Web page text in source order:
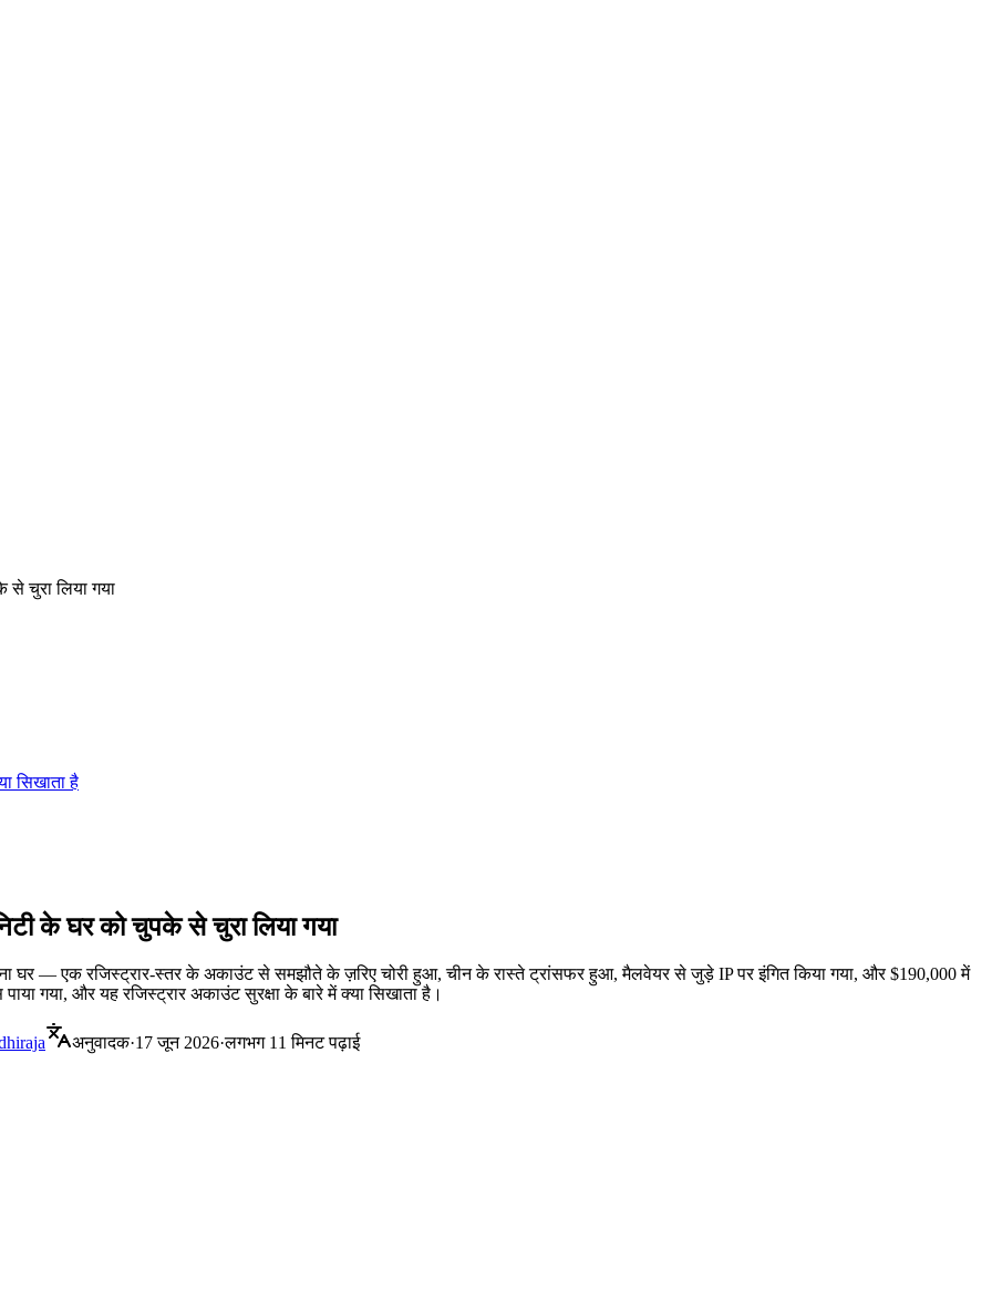
चुरा लिया गया
सिखाता है
के घर को चुपके से चुरा लिया गया
घर — एक रजिस्ट्रार-स्तर के अकाउंट से समझौते के ज़रिए चोरी हुआ, चीन के रास्ते ट्रांसफर हुआ, मैलवेयर से जुड़े IP पर इंगित किया गया, और $190,000 में
गया, और यह रजिस्ट्रार अकाउंट सुरक्षा के बारे में क्या सिखाता है।
अनुवादक·17 जून 2026·लगभग 11 मिनट पढ़ाई